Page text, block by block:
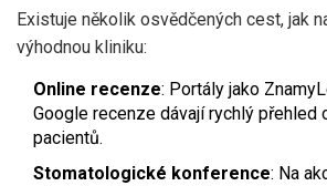
Existuje několik osvědčených cest, jak
výhodnou kliniku:
Online recenze: Portály jako
Google recenze dávají rychlý přehled
pacientů.
Stomatologické konference: Na